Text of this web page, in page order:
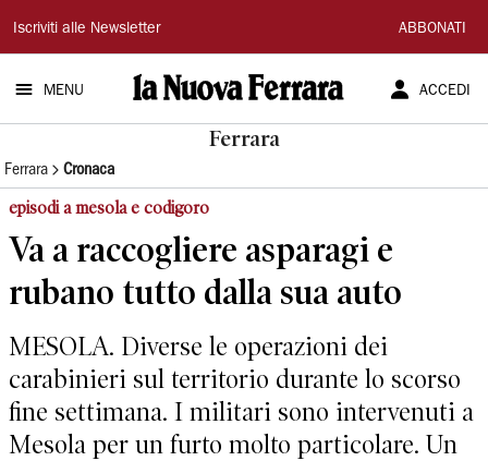
La
Nuova
Ferrara
Iscriviti alle Newsletter ABBONATI
MENU ACCEDI
Ferrara
Ferrara Cronaca
episodi a mesola e codigoro
Va a raccogliere asparagi e
rubano tutto dalla sua auto
MESOLA. Diverse le operazioni dei
carabinieri sul territorio durante lo scorso
fine settimana. I militari sono intervenuti a
Mesola per un furto molto particolare. Un